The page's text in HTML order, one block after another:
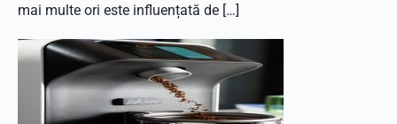
mai multe ori este influențată de […]